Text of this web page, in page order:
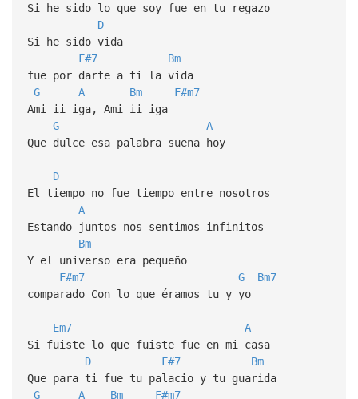
Si he sido lo que soy fue en tu regazo
D
Si he sido vida
F#7
Bm
fue por darte a ti la vida
G
A Bm
F#m7
Ami ii iga, Ami ii iga
G
A
Que dulce esa palabra suena hoy
D
El tiempo no fue tiempo entre nosotros
A
Estando juntos nos sentimos infinitos
Bm
Y el universo era pequeño
F#m7
G
Bm7
comparado Con lo que éramos tu y yo
Em7
A
Si fuiste lo que fuiste fue en mi casa
D
F#7
Bm
Que para ti fue tu palacio y tu guarida
G
A Bm
F#m7